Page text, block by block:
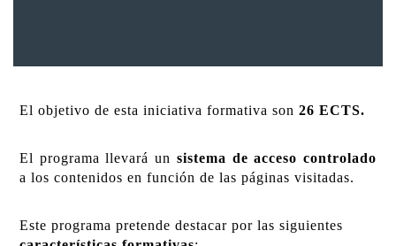
El objetivo de esta iniciativa formativa son 26 ECTS.
El programa llevará un sistema de acceso controlado
a los contenidos en función de las páginas visitadas.
Este programa pretende destacar por las siguientes